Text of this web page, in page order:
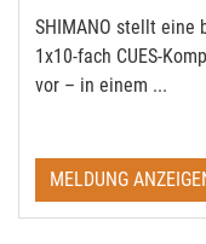
SHIMANO stellt eine
1x10-fach CUES-
vor – in einem ...
MELDUNG